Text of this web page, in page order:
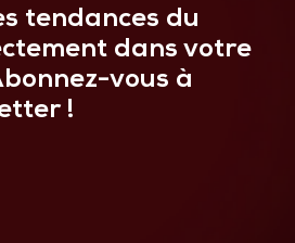
tendances du
dans votre
vous à
!